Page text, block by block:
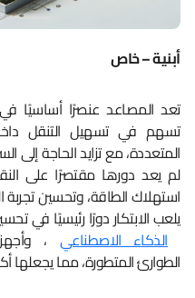
أبنية – خاص
تعد المصاعد عنصرًا أساسيًا في
تسهم في تسهيل التنقل
المتعددة، مع تزايد الحاجة إلى
لم يعد دورها مقتصرًا على
استهلاك الطاقة، وتحسين تجربة
يلعب الابتكار دورًا رئيسيًا في
الذكاء الاصطناعي ،
الطوارئ المتطورة، مما يجعلها